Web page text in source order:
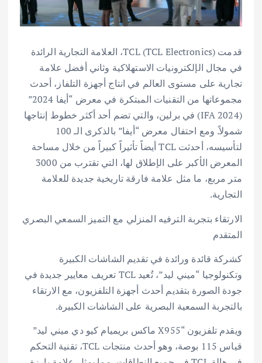
قدمت TCL (TCL Electronics)، العلامة التجارية الرائدة
في مجال الإلكترونيات الاستهلاكية وثاني أفضل علامة
تجارية على مستوى العالم في انتاج أجهزة التلفاز، أحدث
مجموعاتها من التقنيات المبتكرة في معرض “أيفا 2024”
(IFA 2024) في برلين، والتي تضم أحد أكثر خطوط إنتاجها
شمولاً. ومع احتفال معرض “أيفا” بالذكرى الـ 100
لتأسيسه، أحدثت TCL أيضاً تأثيراً كبيراً من خلال مساحة
المعرض الأكبر على الإطلاق لها، التي تقترب من 3000
متر مربع، ما مثل علامة فارقة تاريخية جديدة للعلامة
التجارية.
الارتقاء بتجربة الترفيه المنزلي مع التميز السمعي البصري
المتقدم
كشركة قائدة ورائدة في تقديم الشاشات الكبيرة
وتكنولوجيا “ميني ليد”، تُعيد TCL تعريف معايير جديدة في
جودة الصورة بتقديم أحدث أجهزة التلفزيون، مع الارتقاء
بالتجربة السمعية البصرية على الشاشات الكبيرة.
ويقدم تلفزيون “X955 ماكس بريميام كيو دي ميني ليد”
قياس 115 بوصة، وهو أحدث منتجات TCL، تقنية التحكم